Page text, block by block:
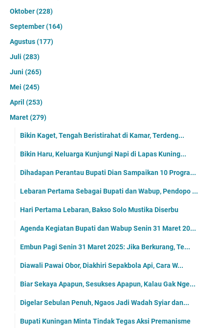
Oktober(228)
September(164)
Agustus(177)
Juli (283)
Juni (265)
Mei (245)
April (253)
Maret(279)
Bikin Kaget, Tengah Beristirahat di Kamar, Terdeng...
Bikin Haru, Keluarga Kunjungi Napi di Lapas Kuning...
Dihadapan Perantau Bupati Dian Sampaikan 10 Progra...
Lebaran Pertama Sebagai Bupati dan Wabup, Pendopo ...
Hari Pertama Lebaran, Bakso Solo Mustika Diserbu
Agenda Kegiatan Bupati dan Wabup Senin 31 Maret 20...
Embun Pagi Senin 31 Maret 2025: Jika Berkurang, Te...
Diawali Pawai Obor, Diakhiri Sepakbola Api, Cara W...
Biar Sekaya Apapun, Sesukses Apapun, Kalau Gak Nge...
Digelar Sebulan Penuh, Ngaos Jadi Wadah Syiar dan...
Bupati Kuningan Minta Tindak Tegas Aksi Premanisme